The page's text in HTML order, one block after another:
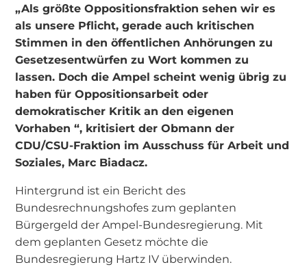
„Als größte Oppositionsfraktion sehen wir es
als unsere Pflicht, gerade auch kritischen
Stimmen in den öffentlichen Anhörungen zu
Gesetzesentwürfen zu Wort kommen zu
lassen. Doch die Ampel scheint wenig übrig zu
haben für Oppositionsarbeit oder
demokratischer Kritik an den eigenen
Vorhaben “, kritisiert der Obmann der
CDU/CSU-Fraktion im Ausschuss für Arbeit und
Soziales, Marc Biadacz.
Hintergrund ist ein Bericht des
Bundesrechnungshofes zum geplanten
Bürgergeld der Ampel-Bundesregierung. Mit
dem geplanten Gesetz möchte die
Bundesregierung Hartz IV überwinden.